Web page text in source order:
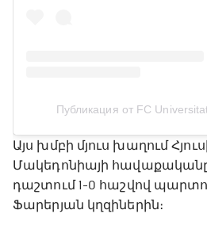
Публикация от FC
Այս խմբի մյուս խաղում
Մակեդոնիայի
դաշտում 1-0 հաշվով
Ֆարերյան կղզիներին։